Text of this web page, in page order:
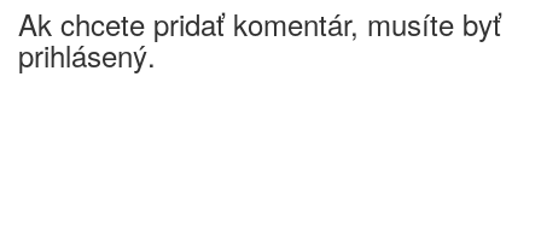
Ak chcete pridať komentár, musíte byť
prihlásený.